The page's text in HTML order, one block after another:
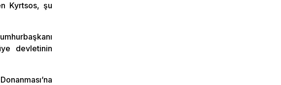
Kyrtsos, şu
devletinin